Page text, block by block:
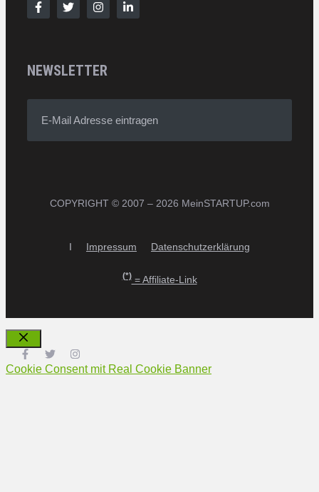
NEWSLETTER
E-Mail Adresse eintragen
COPYRIGHT © 2007 – 2026 MeinSTARTUP.com
I Impressum Datenschutzerklärung
(*)= Affiliate-Link
Schließen
Cookie Consent mit Real Cookie Banner